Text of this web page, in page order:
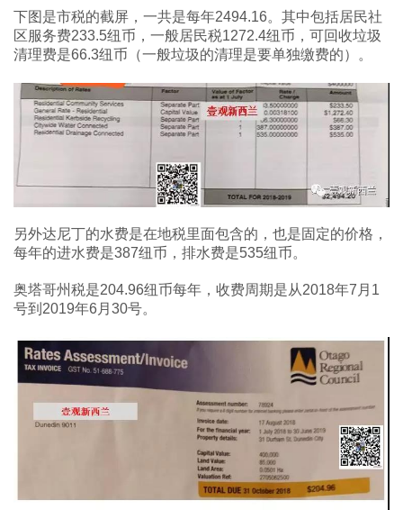
下图是市税的截屏，一共是每年2494.16。其中包括居民社
区服务费233.5纽币，一般居民税1272.4纽币，可回收垃圾
清理费是66.3纽币（一般垃圾的清理是要单独缴费的）。
另外达尼丁的水费是在地税里面包含的，也是固定的价格，
每年的进水费是387纽币，排水费是535纽币。
奥塔哥州税是204.96纽币每年，收费周期是从2018年7月1
号到2019年6月30号。